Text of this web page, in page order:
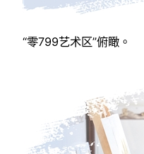
“零799艺术区”俯瞰。